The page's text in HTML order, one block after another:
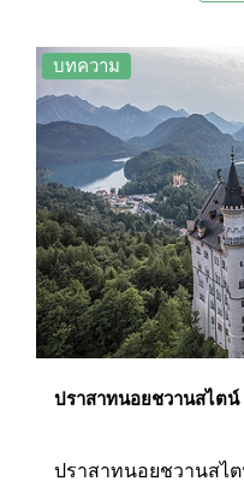
(Nymphenburg
พิพิธภัณฑ์เครื่องลายคร
Porcelain Museum)
(Nymphenburg Park
สวนได้รับการออกแบ
สไตล์ฝรั่งเศสและอังก
หนึ่งในศูนย์รวมแบบอ
ในยุโรป จึงเป็นอีกหนึ่
มิวนิคที่นักท่องเที่ยวนิ
บทความ
ปราสาทนอยชวานสไตน์
ปราสาทนอยชวานสไต